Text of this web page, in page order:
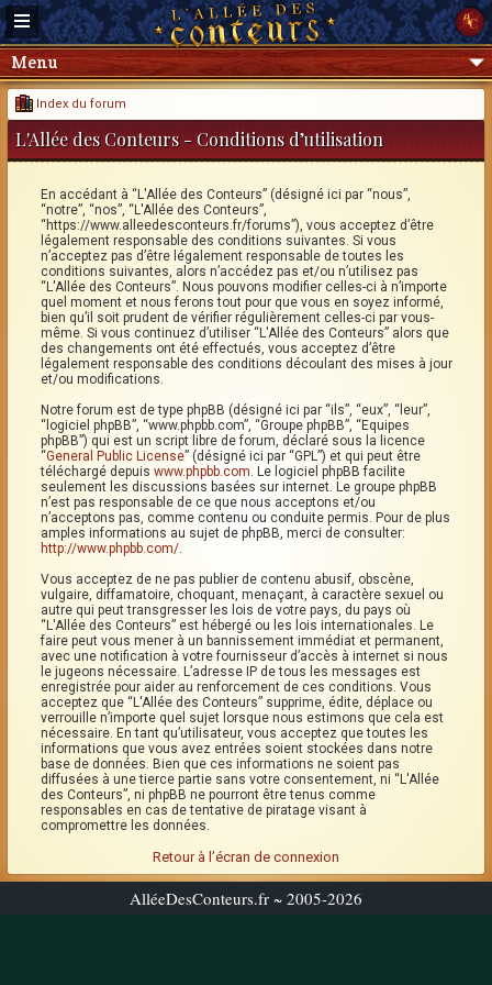
Menu
Index du forum
L'Allée des Conteurs - Conditions d’utilisation
En accédant à “L'Allée des Conteurs” (désigné ici par “nous”,
“notre”, “nos”, “L'Allée des Conteurs”,
“https://www.alleedesconteurs.fr/forums”), vous acceptez d’être
légalement responsable des conditions suivantes. Si vous
n’acceptez pas d’être légalement responsable de toutes les
conditions suivantes, alors n’accédez pas et/ou n’utilisez pas
“L'Allée des Conteurs”. Nous pouvons modifier celles-ci à n’importe
quel moment et nous ferons tout pour que vous en soyez informé,
bien qu’il soit prudent de vérifier régulièrement celles-ci par vous-
même. Si vous continuez d’utiliser “L'Allée des Conteurs” alors que
des changements ont été effectués, vous acceptez d’être
légalement responsable des conditions découlant des mises à jour
et/ou modifications.
Notre forum est de type phpBB (désigné ici par “ils”, “eux”, “leur”,
“logiciel phpBB”, “www.phpbb.com”, “Groupe phpBB”, “Equipes
phpBB”) qui est un script libre de forum, déclaré sous la licence
“General Public License” (désigné ici par “GPL”) et qui peut être
téléchargé depuis www.phpbb.com. Le logiciel phpBB facilite
seulement les discussions basées sur internet. Le groupe phpBB
n’est pas responsable de ce que nous acceptons et/ou
n’acceptons pas, comme contenu ou conduite permis. Pour de plus
amples informations au sujet de phpBB, merci de consulter:
http://www.phpbb.com/.
Vous acceptez de ne pas publier de contenu abusif, obscène,
vulgaire, diffamatoire, choquant, menaçant, à caractère sexuel ou
autre qui peut transgresser les lois de votre pays, du pays où
“L'Allée des Conteurs” est hébergé ou les lois internationales. Le
faire peut vous mener à un bannissement immédiat et permanent,
avec une notification à votre fournisseur d’accès à internet si nous
le jugeons nécessaire. L’adresse IP de tous les messages est
enregistrée pour aider au renforcement de ces conditions. Vous
acceptez que “L'Allée des Conteurs” supprime, édite, déplace ou
verrouille n’importe quel sujet lorsque nous estimons que cela est
nécessaire. En tant qu’utilisateur, vous acceptez que toutes les
informations que vous avez entrées soient stockées dans notre
base de données. Bien que ces informations ne soient pas
diffusées à une tierce partie sans votre consentement, ni “L'Allée
des Conteurs”, ni phpBB ne pourront être tenus comme
responsables en cas de tentative de piratage visant à
compromettre les données.
Retour à l’écran de connexion
AlléeDesConteurs.fr ~ 2005-2026